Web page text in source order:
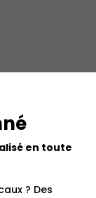
en toute
? Des